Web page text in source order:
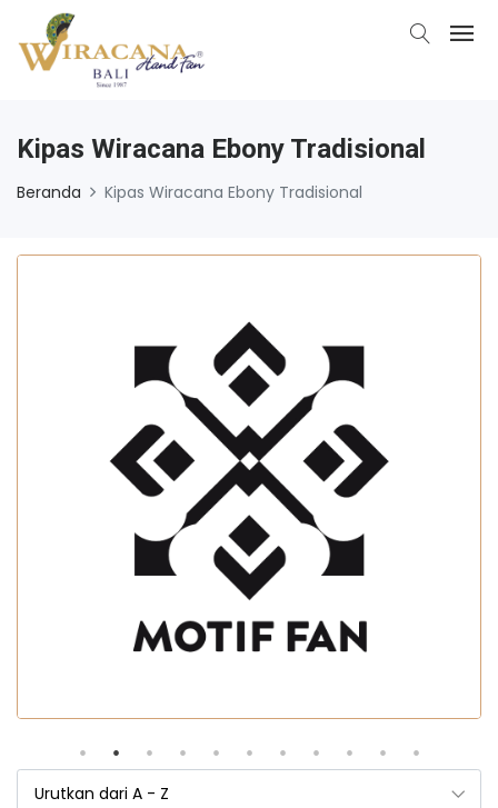
Kipas Wiracana Ebony Tradisional
Beranda Kipas Wiracana Ebony Tradisional